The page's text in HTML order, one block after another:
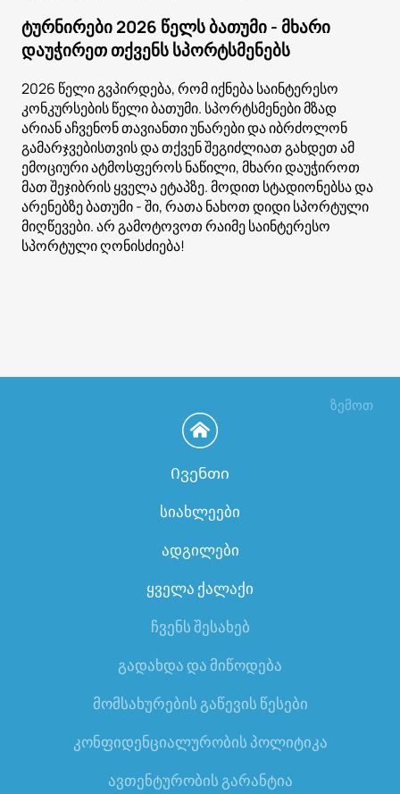
ტურნირები 2026 წელს ბათუმი - მხარი
დაუჭირეთ თქვენს სპორტსმენებს
2026 წელი გვპირდება, რომ იქნება საინტერესო
კონკურსების წელი ბათუმი. სპორტსმენები მზად
არიან აჩვენონ თავიანთი უნარები და იბრძოლონ
გამარჯვებისთვის და თქვენ შეგიძლიათ გახდეთ ამ
ემოციური ატმოსფეროს ნაწილი, მხარი დაუჭიროთ
მათ შეჯიბრის ყველა ეტაპზე. მოდით სტადიონებსა და
არენებზე ბათუმი - ში, რათა ნახოთ დიდი სპორტული
მიღწევები. არ გამოტოვოთ რაიმე საინტერესო
სპორტული ღონისძიება!
ზემოთ
Ივენთი
სიახლეები
ადგილები
ყველა ქალაქი
ჩვენს შესახებ
გადახდა და მიწოდება
მომსახურების გაწევის წესები
კონფიდენციალურობის პოლიტიკა
ავთენტურობის გარანტია